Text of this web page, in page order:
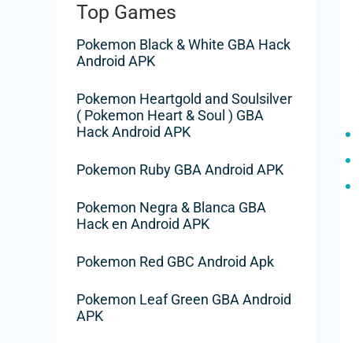
e
r
h
e
r
:
Top Games
Pokemon Black & White GBA Hack
Android APK
Pokemon Heartgold and Soulsilver
( Pokemon Heart & Soul ) GBA
Hack Android APK
Pokemon Ruby GBA Android APK
Pokemon Negra & Blanca GBA
Hack en Android APK
Pokemon Red GBC Android Apk
Pokemon Leaf Green GBA Android
APK